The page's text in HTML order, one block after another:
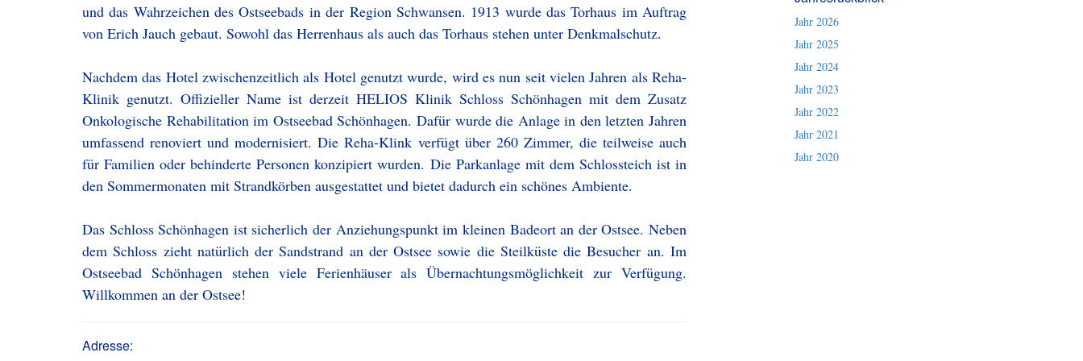
und das Wahrzeichen des Ostseebads in der Region Schwansen. 1913 wurde das Torhaus im Auftrag
von Erich Jauch gebaut. Sowohl das Herrenhaus als auch das Torhaus stehen unter Denkmalschutz.
Nachdem das Hotel zwischenzeitlich als Hotel genutzt wurde, wird es nun seit vielen Jahren als Reha-
Klinik genutzt. Offizieller Name ist derzeit HELIOS Klinik Schloss Schönhagen mit dem Zusatz
Onkologische Rehabilitation im Ostseebad Schönhagen. Dafür wurde die Anlage in den letzten Jahren
umfassend renoviert und modernisiert. Die Reha-Klink verfügt über 260 Zimmer, die teilweise auch
für Familien oder behinderte Personen konzipiert wurden. Die Parkanlage mit dem Schlossteich ist in
den Sommermonaten mit Strandkörben ausgestattet und bietet dadurch ein schönes Ambiente.
Das Schloss Schönhagen ist sicherlich der Anziehungspunkt im kleinen Badeort an der Ostsee. Neben
dem Schloss zieht natürlich der Sandstrand an der Ostsee sowie die Steilküste die Besucher an. Im
Ostseebad Schönhagen stehen viele Ferienhäuser als Übernachtungsmöglichkeit zur Verfügung.
Willkommen an der Ostsee!
Adresse:
Jahr 2026
Jahr 2025
Jahr 2024
Jahr 2023
Jahr 2022
Jahr 2021
Jahr 2020